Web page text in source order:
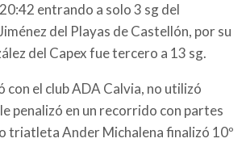
entrando a solo 3 sg del
del Playas de Castellón, por su
del Capex fue tercero a 13 sg.
el club ADA Calvia, no utilizó
penalizó en un recorrido con partes
triatleta Ander Michalena finalizó 10º